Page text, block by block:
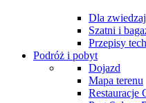
Dla
Szatni i
Przepisy
Podróż i pobyt
Dojazd
Mapa terenu
Restauracje